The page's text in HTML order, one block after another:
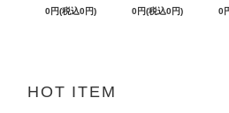
0円(税込0円)
0円(税込0円)
0
HOT ITEM